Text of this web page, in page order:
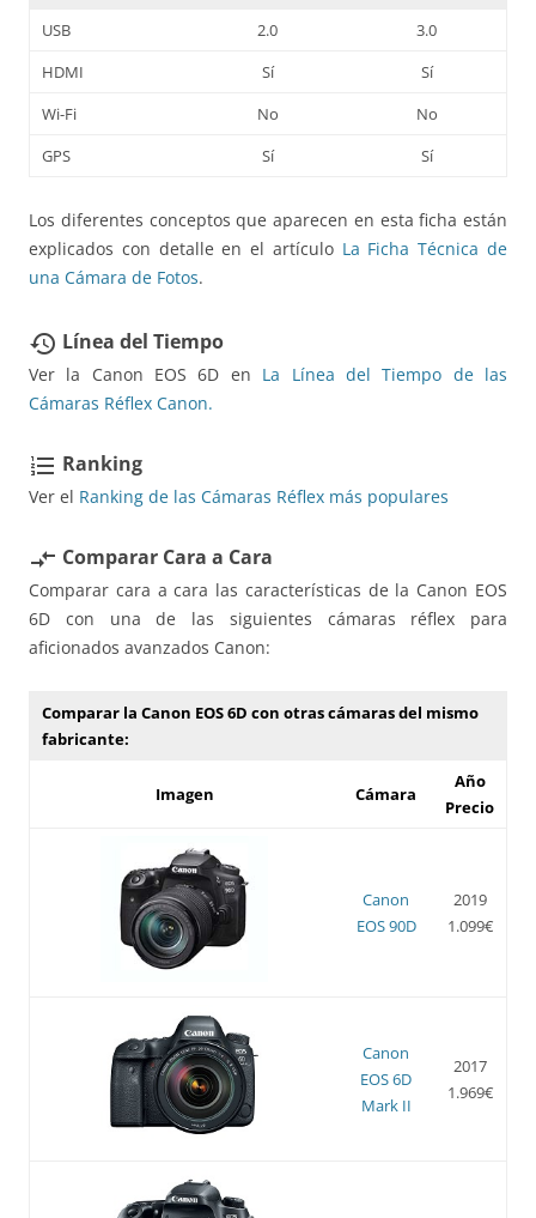
USB
2.0
3.0
HDMI
Sí
Sí
Wi-Fi
No
No
GPS
Sí Sí
Los diferentes conceptos que aparecen en esta ficha están
explicados con detalle en el artículo La Ficha Técnica de
una Cámara de Fotos.
restore Línea del Tiempo
Ver la Canon EOS 6D en La Línea del Tiempo de las
Cámaras Réflex Canon.
format_list_numbered Ranking
Ver el Ranking de las Cámaras Réflex más populares
compare_arrows Comparar Cara a Cara
Comparar cara a cara las características de la Canon EOS
6D con una de las siguientes cámaras réflex para
aficionados avanzados Canon:
Comparar la Canon EOS 6D con otras cámaras del mismo
fabricante:
Imagen Cámara
Año
Precio
Canon
EOS 90D
2019
1.099€
Canon
EOS 6D
Mark II
2017
1.969€